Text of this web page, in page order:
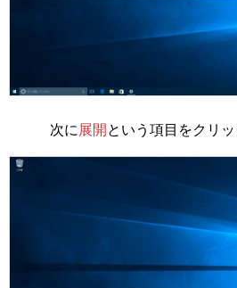
次に 展開 という項目をクリッ